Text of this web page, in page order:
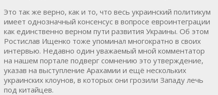
Это так же верно, как и то, что весь украинский политикум
имеет однозначный консенсус в вопросе евроинтеграции
как единственно верном пути развития Украины. Об этом
Ростислав Ищенко тоже упоминал многократно в своих
интервью. Недавно один уважаемый мной комментатор
на нашем портале подверг сомнению это утверждение,
указав на выступление Арахамии и ещё нескольких
украинских клоунов, в которых они грозили Западу лечь
под китайцев.